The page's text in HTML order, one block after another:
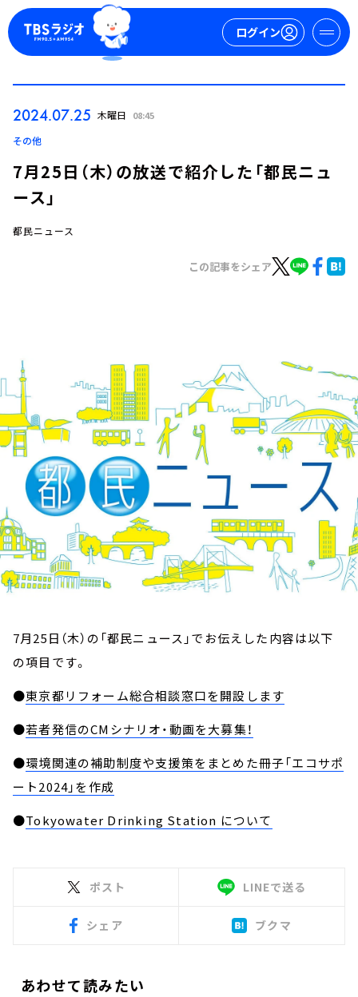
ログイン
イベント・グッズ
YouTube
会社情報
2024.07.25 木曜日 08:45
その他
7月25日（木）の放送で紹介した「都民ニュ
ース」
都民ニュース
この記事をシェア
7月25日（木）の「都民ニュース」でお伝えした内容は以下
の項目です。
●東京都リフォーム総合相談窓口を開設します
●若者発信のCMシナリオ・動画を大募集！
●環境関連の補助制度や支援策をまとめた冊子「エコサポ
ート2024」を作成
●Tokyowater Drinking Station について
ポスト LINEで送る
シェア ブクマ
あわせて読みたい